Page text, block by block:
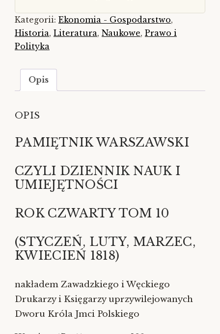
Kategorii: Ekonomia - Gospodarstwo,
Historia, Literatura, Naukowe, Prawo i
Polityka
Opis
OPIS
PAMIĘTNIK WARSZAWSKI
CZYLI DZIENNIK NAUK I
UMIEJĘTNOŚCI
ROK CZWARTY TOM 10
(STYCZEŃ, LUTY, MARZEC,
KWIECIEŃ 1818)
nakładem Zawadzkiego i Węckiego
Drukarzy i Księgarzy uprzywilejowanych
Dworu Króla Jmci Polskiego